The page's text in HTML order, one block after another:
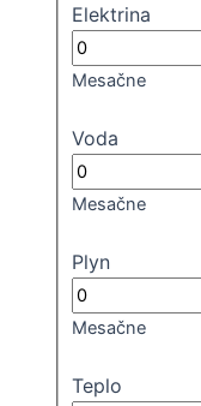
Elektrina
Mesačne
Voda
Mesačne
Plyn
Mesačne
Teplo